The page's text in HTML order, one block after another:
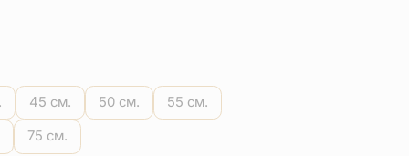
45 см. 50 см. 55 см.
75 см.